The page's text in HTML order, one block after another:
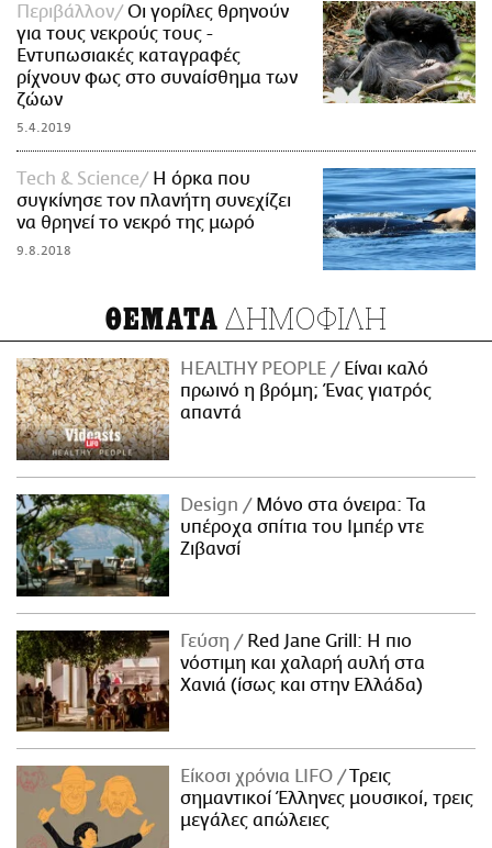
Περιβάλλον
Οι γορίλες θρηνούν
για τους νεκρούς τους -
Εντυπωσιακές καταγραφές
ρίχνουν φως στο συναίσθημα των
ζώων
5.4.2019
Τech & Science
Η όρκα που
συγκίνησε τον πλανήτη συνεχίζει
να θρηνεί το νεκρό της μωρό
9.8.2018
ΘΕΜΑΤΑ ΔΗΜΟΦΙΛΗ
HEALTHY PEOPLE
Είναι καλό
πρωινό η βρόμη; Ένας γιατρός
απαντά
Design
Μόνο στα όνειρα: Τα
υπέροχα σπίτια του Ιμπέρ ντε
Ζιβανσί
Γεύση
Red Jane Grill: Η πιο
νόστιμη και χαλαρή αυλή στα
Χανιά (ίσως και στην Ελλάδα)
Είκοσι χρόνια LIFO
Tρεις
σημαντικοί Έλληνες μουσικοί, τρεις
μεγάλες απώλειες